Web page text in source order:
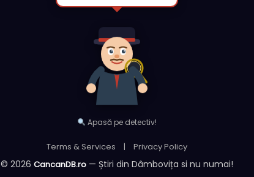
Apasă pe detectiv!
Terms & Services | Privacy Policy
© 2026 CancanDB.ro — Știri din Dâmbovița si nu numai!